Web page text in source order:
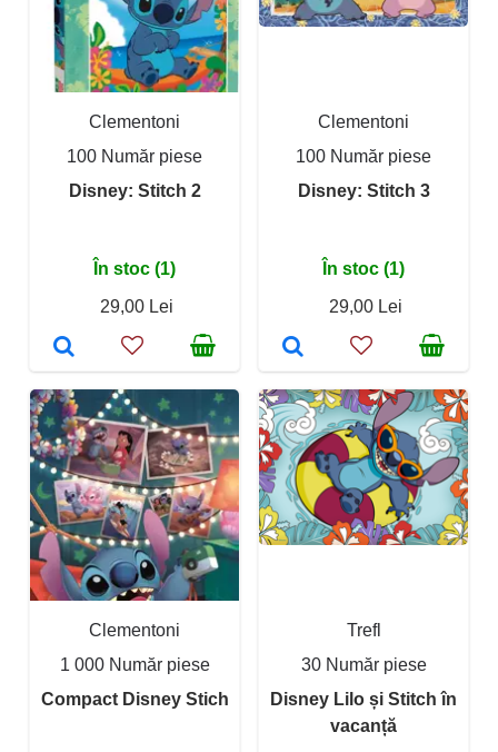
Clementoni
100 Număr piese
Disney: Stitch 2
În stoc (1)
29,00 Lei
Clementoni
100 Număr piese
Disney: Stitch 3
În stoc (1)
29,00 Lei
Clementoni
1 000 Număr piese
Compact Disney Stich
Trefl
30 Număr piese
Disney Lilo și Stitch în
vacanță